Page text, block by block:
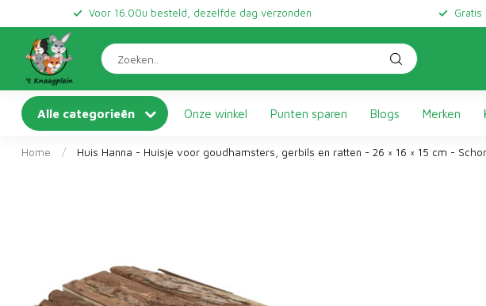
Voor 16.00u besteld, dezelfde dag verzonden Gratis
Alle categorieën Onze winkel Punten sparen Blogs Merken
Home / Huis Hanna - Huisje voor goudhamsters, gerbils en ratten - 26 × 16 × 15 cm -